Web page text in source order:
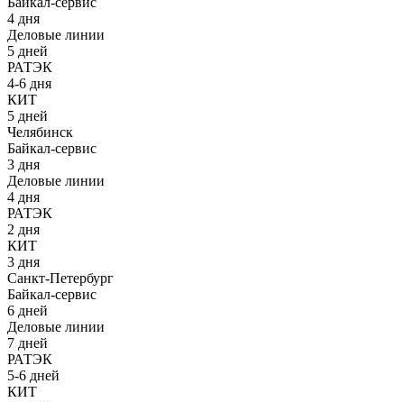
4 дня
Деловые линии
5 дней
РАТЭК
4-6 дня
КИТ
5 дней
Челябинск
Байкал-сервис
3 дня
Деловые линии
4 дня
РАТЭК
2 дня
КИТ
3 дня
Санкт-Петербург
Байкал-сервис
6 дней
Деловые линии
7 дней
РАТЭК
5-6 дней
КИТ